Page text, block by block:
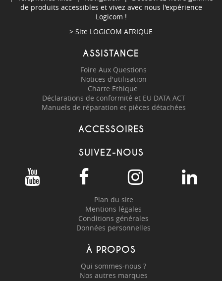
de produits accessibles et vivez avec nous l'expérience
Logicom !
> Site LOGICOM AFRIQUE
ASSISTANCE
Foire Aux Questions
Notices d'utilisation
Charte Ethique
Déclarations de conformité et EU DATA ACT
Manuels de réparation et pièces détachées
ACCESSOIRES
SUIVEZ-NOUS
Plan du site
Mentions légales
Conditions générales
Données personnelles
À PROPOS
Qui sommes-nous ?
Nos autres marques